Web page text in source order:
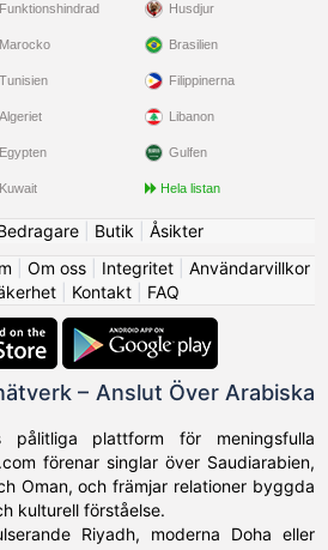
Funktionshindrad Husdjur
Marocko
Tunisien
Algeriet
Egypten
Kuwait
Brasilien
Filippinerna
Libanon
Gulfen
Hela listan
| Butik
Åsikter
Om oss| Integritet| Användarvillkor
| Kontakt| FAQ
– Anslut Över Arabiska
pålitliga plattform för meningsfulla
förenar singlar över Saudiarabien,
Oman, och främjar relationer byggda
kulturell förståelse.
Riyadh, moderna Doha eller